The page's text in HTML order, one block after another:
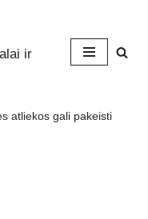
ir
atliekos gali pakeisti